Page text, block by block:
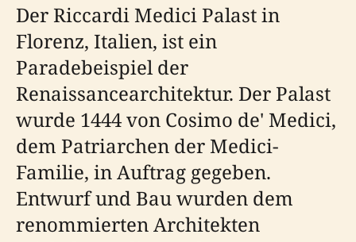
Der Riccardi Medici Palast in
Florenz, Italien, ist ein
Paradebeispiel der
Renaissancearchitektur. Der Palast
wurde 1444 von Cosimo de' Medici,
dem Patriarchen der Medici-
Familie, in Auftrag gegeben.
Entwurf und Bau wurden dem
renommierten Architekten